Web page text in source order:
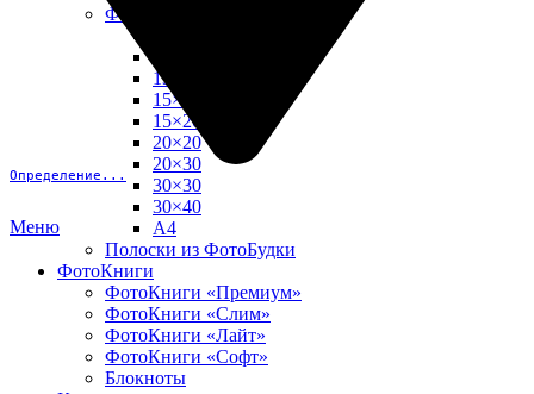
Определение...
Меню
Фото в рамке
13×18
15×15
15×20
20×20
20×30
30×30
30×40
A4
Полоски из ФотоБудки
ФотоКниги
ФотоКниги «Премиум»
ФотоКниги «Слим»
ФотоКниги «Лайт»
ФотоКниги «Софт»
Блокноты